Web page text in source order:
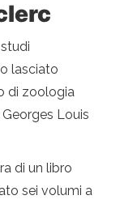
lasciato
di zoologia
Louis
di un libro
sei volumi a